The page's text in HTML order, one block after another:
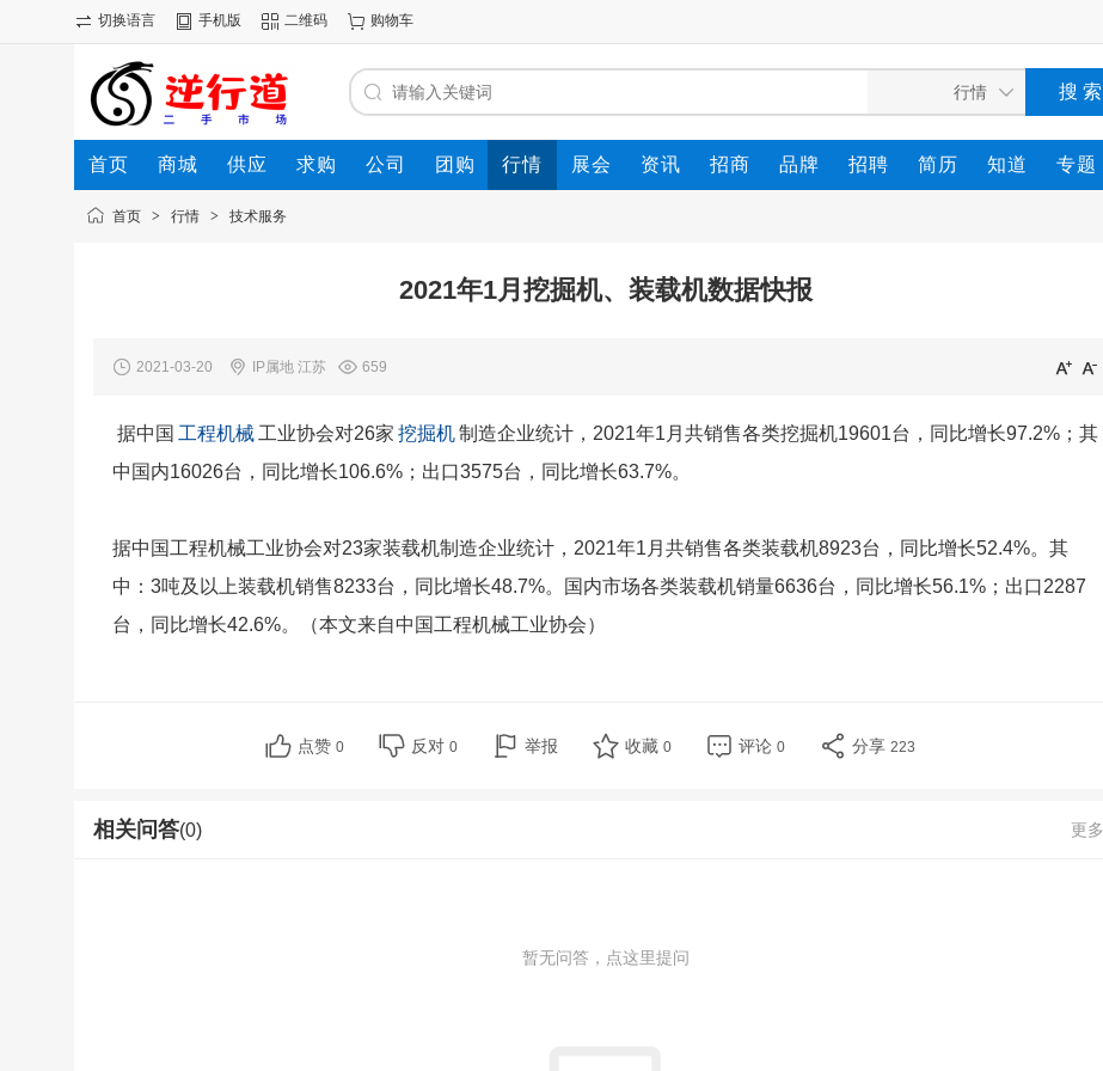
切换语言 手机版 二维码 购物车
首页 商城 供应 求购 公司 团购 行情 展会 资讯 招商 品牌 招聘 简历 知道 专题
首页 > 行情 > 技术服务
2021年1月挖掘机、装载机数据快报
2021-03-20 IP属地 江苏 659
据中国 工程机械 工业协会对26家 挖掘机制造企业统计，2021年1月共销售各类挖掘机19601台，同比增长97.2%；其
中国内16026台，同比增长106.6%；出口3575台，同比增长63.7%。
据中国工程机械工业协会对23家装载机制造企业统计，2021年1月共销售各类装载机8923台，同比增长52.4%。其
中：3吨及以上装载机销售8233台，同比增长48.7%。国内市场各类装载机销量6636台，同比增长56.1%；出口2287
台，同比增长42.6%。（本文来自中国工程机械工业协会）
点赞 0 反对 0 举报 收藏 0 评论 0 分享 223
更多
相关问答(0)
暂无问答，点这里提问